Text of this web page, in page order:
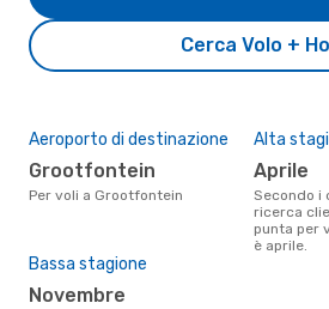
Cerca Volo +
Aeroporto di destinazione
Grootfontein
Per voli a Grootfontein
Alta
aprile
Secondo i dati della nostra
ricerca
punta per
è aprile.
Bassa stagione
novembre